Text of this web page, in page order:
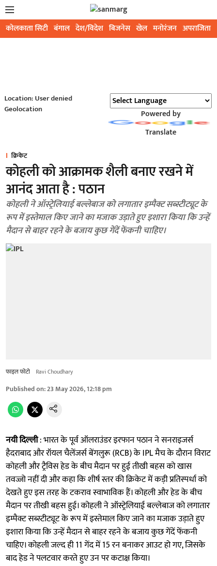
कोलकाता सिटी बंगाल देश/विदेश बिजनेस खेल मनोरंजन अपराजिता
Location: User denied
Geolocation
Powered by
Translate
क्रिकेट
कोहली को आक्रामक शैली बनाए रखने में
आनंद आता है : पठान
कोहली ने ऑस्ट्रेलियाई बल्लेबाज को लगातार इम्पैक्ट सब्स्टीट्यूट के
रूप में इस्तेमाल किए जाने का मजाक उड़ाते हुए इशारा किया कि उन्हें
मैदान से बाहर रहने के बजाय कुछ गेंदें फेंकनी चाहिए।
फाइल फोटो Ravi Choudhary
Published on:23 May 2026, 12:18 pm
नयी दिल्ली: भारत के पूर्व ऑलराउंडर इरफान पठान ने सनराइजर्स
हैदराबाद और रॉयल चैलेंजर्स बेंगलुरू (RCB) के IPL मैच के दौरान विराट
कोहली और ट्रैविस हेड के बीच मैदान पर हुई तीखी बहस को खास
तवज्जो नहीं दी और कहा कि शीर्ष स्तर की क्रिकेट में कड़ी प्रतिस्पर्धा को
देखते हुए इस तरह के टकराव स्वाभाविक हैं। कोहली और हेड के बीच
मैदान पर तीखी बहस हुई। कोहली ने ऑस्ट्रेलियाई बल्लेबाज को लगातार
इम्पैक्ट सब्स्टीट्यूट के रूप में इस्तेमाल किए जाने का मजाक उड़ाते हुए
इशारा किया कि उन्हें मैदान से बाहर रहने के बजाय कुछ गेंदें फेंकनी
चाहिए। कोहली जल्द ही 11 गेंद में 15 रन बनाकर आउट हो गए, जिसके
बाद हेड ने पलटवार करते हुए उन पर कटाक्ष किया।